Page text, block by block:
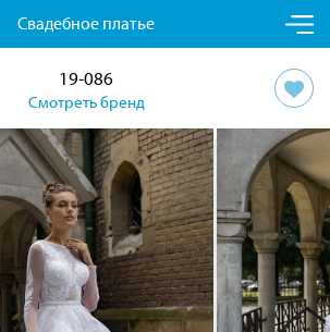
Свадебное платье
19-086
Смотреть бренд